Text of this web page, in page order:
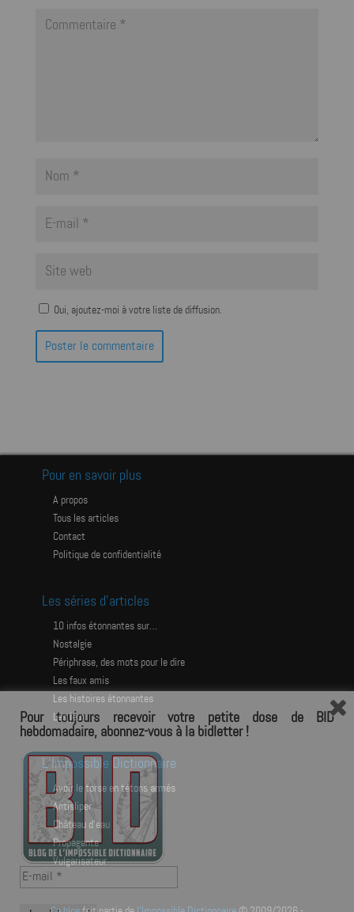
Oui, ajoutez-moi à votre liste de diffusion.
Pour en savoir plus
A propos
Tous les articles
Contact
Politique de confidentialité
Les séries d’articles
10 infos étonnantes sur…
Nostalgie
Périphrase, des mots pour le dire
Les faux amis
Les histoires étonnantes
Les jeux
L’Impossible Dictionnaire
avoir le torse en tétons armés
antisliper
château d’eau
propagante
vulgarisateur
Pour toujours recevoir votre petite dose de BID
hebdomadaire, abonnez-vous à la bidletter !